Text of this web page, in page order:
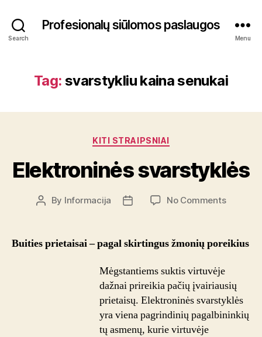
Search
Profesionalų siūlomos paslaugos
Menu
Tag: svarstykliu kaina senukai
Categories
KITI STRAIPSNIAI
Elektroninės svarstyklės
Post
By Informacija
Post
No Commentson
Buities prietaisai – pagal skirtingus žmonių poreikius
Mėgstantiems suktis virtuvėje
dažnai prireikia pačių įvairiausių
prietaisų. Elektroninės svarstyklės
yra viena pagrindinių pagalbininkių
tų asmenų, kurie virtuvėje